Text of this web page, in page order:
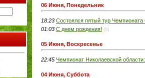
06 Июня, Понедельник
18:23 Состоялся пятый тур Чемпионата
01:03 С днем рождения! (0)
05 Июня, Воскресенье
22:45 Чемпионат Николаевской
04 Июня, Суббота